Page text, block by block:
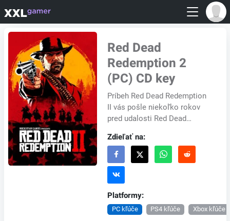
Red Dead
Redemption 2
(PC) CD key
Príbeh Red Dead Redemption
II vás pošle niekoľko rokov
pred udalosti Red Dead
storočia v Amerike prináša aj
koniec jednej popul...
Zdieľať na:
Platformy:
PC kľúče PS4 kľúče Xbox kľúče